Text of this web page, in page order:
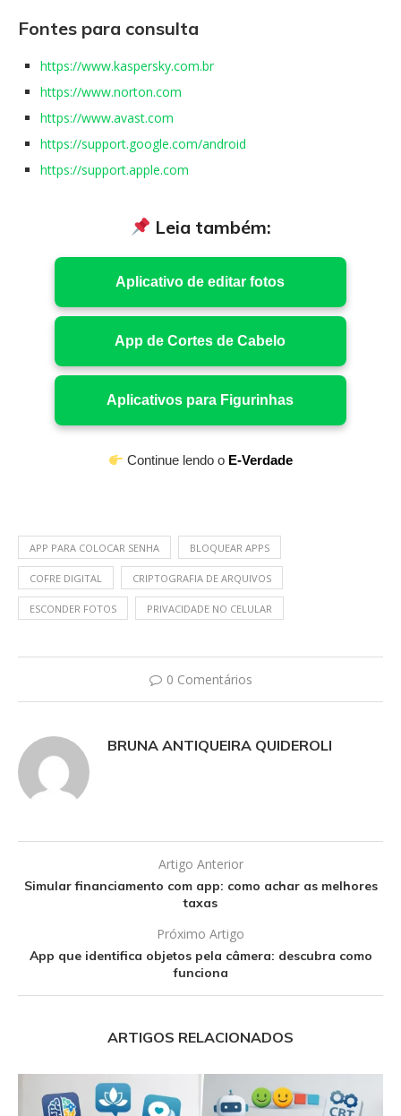
Fontes para consulta
https://www.kaspersky.com.br
https://www.norton.com
https://www.avast.com
https://support.google.com/android
https://support.apple.com
Leia também:
Aplicativo de editar fotos
App de Cortes de Cabelo
Aplicativos para Figurinhas
Continue lendo o E-Verdade
APP PARA COLOCAR SENHA BLOQUEAR APPS
COFRE DIGITAL CRIPTOGRAFIA DE ARQUIVOS
ESCONDER FOTOS PRIVACIDADE NO CELULAR
0 Comentários
BRUNA ANTIQUEIRA QUIDEROLI
Artigo Anterior
Simular financiamento com app: como achar as melhores
taxas
Próximo Artigo
App que identifica objetos pela câmera: descubra como
funciona
ARTIGOS RELACIONADOS